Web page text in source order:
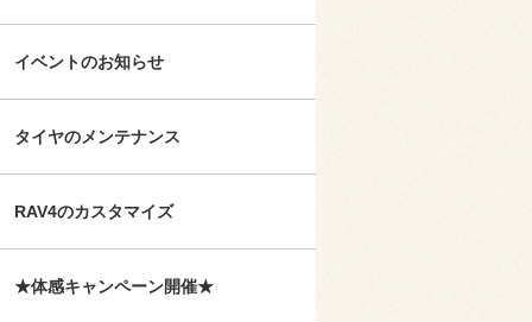
イベントのお知らせ
タイヤのメンテナンス
RAV4のカスタマイズ
★体感キャンペーン開催★